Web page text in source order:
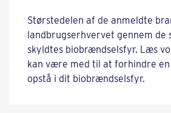
Størstedelen af de anmeldte
landbrugserhvervet gennem de
skyldtes biobrændselsfyr. Læs
kan være med til at forhindre en
opstå i dit biobrændselsfyr.